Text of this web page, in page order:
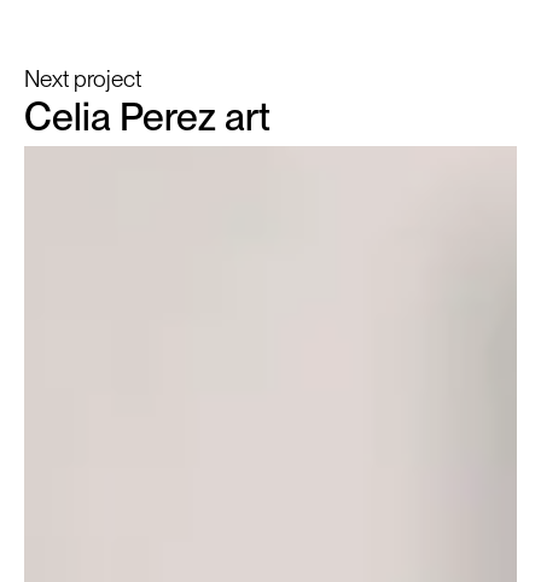
Celia Perez art
Next project